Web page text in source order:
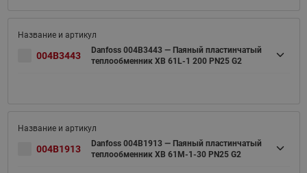
004B3443
Danfoss 004B3443 — Паяный пластинчатый
теплообменник XB 61L-1 200 PN25 G2
004B1913
Danfoss 004B1913 — Паяный пластинчатый
теплообменник XB 61M-1-30 PN25 G2